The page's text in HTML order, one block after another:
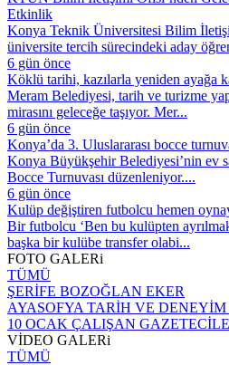
Etkinlik
Konya Teknik Üniversitesi Bilim
üniversite tercih sürecindeki aday
6 gün önce
Köklü tarihi, kazılarla yeniden ayağa
Meram Belediyesi, tarih ve turizme
mirasını geleceğe taşıyor. Mer...
6 gün önce
Konya’da 3. Uluslararası bocce
Konya Büyükşehir Belediyesi’nin ev
Bocce Turnuvası düzenleniyor....
6 gün önce
Kulüp değiştiren futbolcu hemen
Bir futbolcu ‘Ben bu kulüpten
başka bir kulübe transfer olabi...
FOTO GALERi
TÜMÜ
ŞERİFE BOZOĞLAN EKER
AYASOFYA TARİH VE
10 OCAK ÇALIŞAN
VİDEO GALERi
TÜMÜ